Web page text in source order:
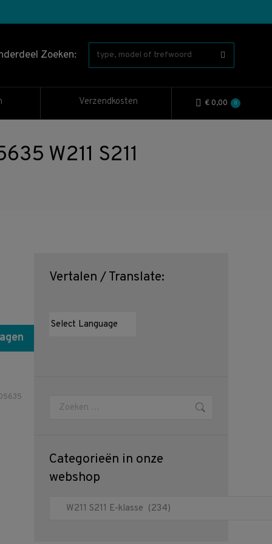
Zoeken:
Verzendkosten € 0,00 0
W211 S211
Vertalen / Translate:
Zoeken:
Categorieën in onze
webshop